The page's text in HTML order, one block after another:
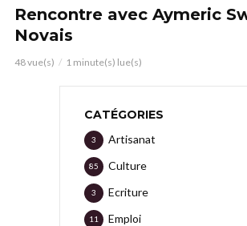
Rencontre avec Aymeric
Novais
48 vue(s) 1 minute(s) lue(s)
CATÉGORIES
Artisanat
3
Culture
85
Ecriture
3
Emploi
11